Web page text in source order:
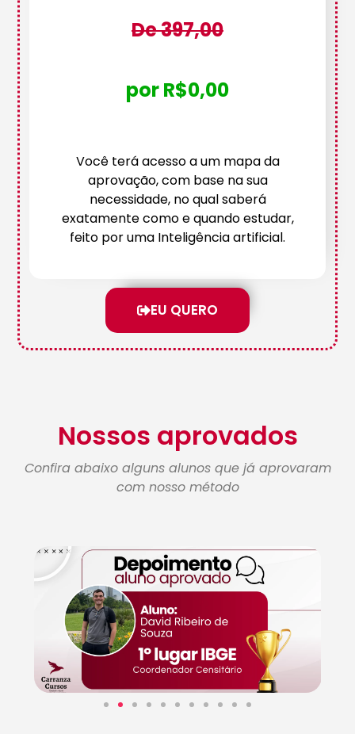
De 397,00
por R$0,00
Você terá acesso a um mapa da
aprovação, com base na sua
necessidade, no qual saberá
exatamente como e quando estudar,
feito por uma Inteligência artificial.
EU QUERO
Nossos aprovados
Confira abaixo alguns alunos que já aprovaram
com nosso método